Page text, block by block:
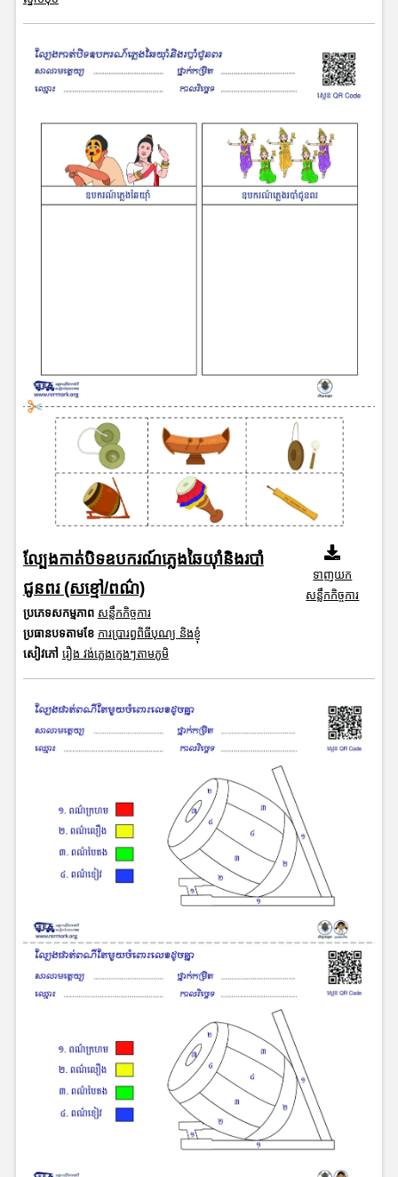
ល្បែងកាត់បិទឧបករណ៍ភ្លេងឆៃយ៉ាំនិងរបាំ
ជូនពរ (សខ្មៅ/ពណ៌)
ប្រភេទសកម្មភាព សន្លឹកកិច្ចការ
ប្រធានបទតាមខែ ការប្រារព្ធពិធីបុណ្យ និងខ្ញុំ
សៀវភៅ រឿង វង់ភ្លេងក្មេងៗតាមភូមិ
ទាញយក
សន្លឹកកិច្ចការ